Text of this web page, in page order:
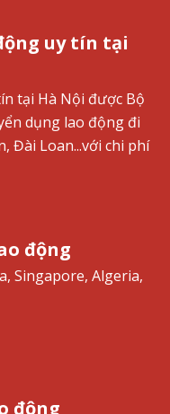
uy tín tại
tại Hà Nội được Bộ
dụng lao động đi
Đài Loan...với chi phí
động
Singapore, Algeria,
động